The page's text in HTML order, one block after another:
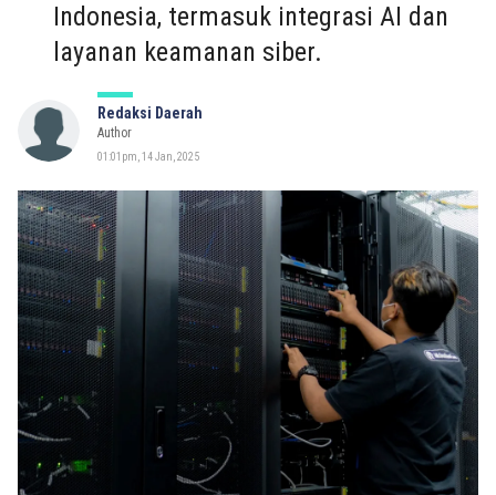
Indonesia, termasuk integrasi AI dan
layanan keamanan siber.
Redaksi Daerah
Author
01:01pm, 14 Jan, 2025